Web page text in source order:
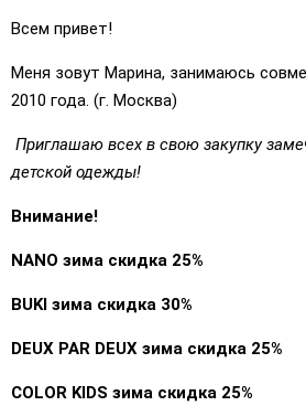
Всем привет!
Меня зовут Марина, занимаюсь
2010 года. (г. Москва)
Приглашаю всех в свою закупку
детской одежды!
Внимание!
NANO зима скидка 25%
BUKI зима скидка 30%
DEUX PAR DEUX зима скидка 25%
COLOR KIDS зима скидка 25%